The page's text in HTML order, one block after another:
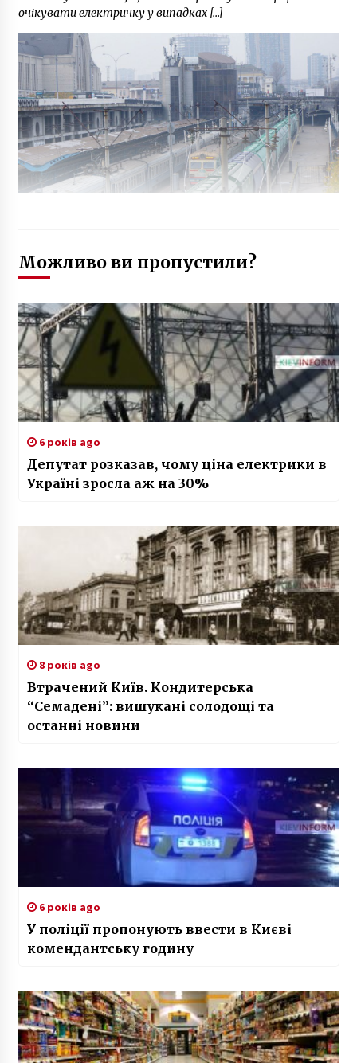
очікувати електричку у випадках […]
Можливо ви пропустили?
6 років ago
Депутат розказав, чому ціна електрики в
Україні зросла аж на 30%
8 років ago
Втрачений Київ. Кондитерська
“Семадені”: вишукані солодощі та
останні новини
6 років ago
У поліції пропонують ввести в Києві
комендантську годину